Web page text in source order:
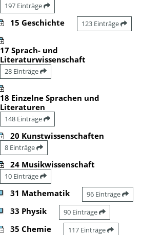
197 Einträge
15 Geschichte 123 Einträge
17 Sprach- und
Literaturwissenschaft
28 Einträge
18 Einzelne Sprachen und
Literaturen
148 Einträge
20 Kunstwissenschaften
8 Einträge
24 Musikwissenschaft
10 Einträge
31 Mathematik 96 Einträge
33 Physik 90 Einträge
35 Chemie 117 Einträge